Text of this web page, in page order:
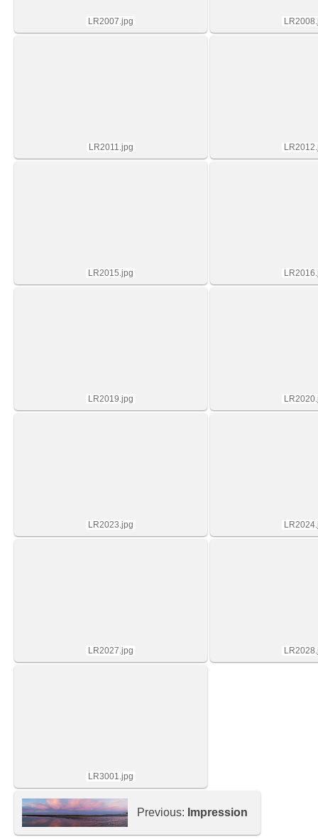
LR2007.jpg
LR2011.jpg
LR2015.jpg
LR2019.jpg
LR2023.jpg
LR2027.jpg
LR3001.jpg
Previous: Impression